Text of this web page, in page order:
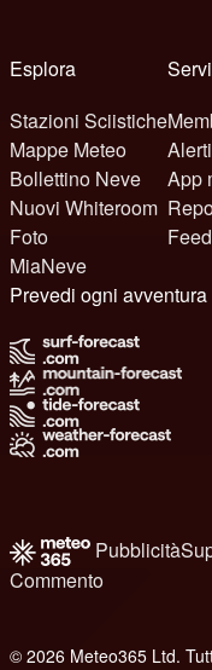
Esplora
Stazioni Sciistiche
Mappe Meteo
Bollettino Neve
Nuovi Whiteroom
Foto
MiaNeve
App
Prevedi ogni avventura
Pubblicità
Commento
© 2026 Meteo365 Ltd.